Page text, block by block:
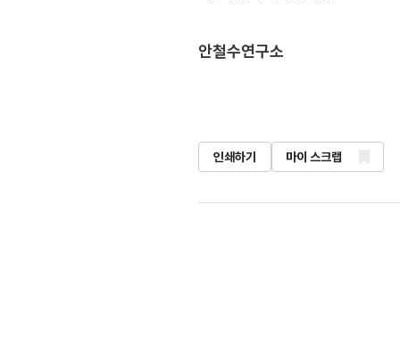
안철수연구소
인쇄하기 마이 스크랩